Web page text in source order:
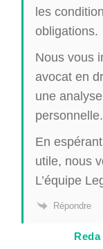
les
obligations.
Nous vous
avocat en
une
personnelle.
En
utile, nous
L’équipe
Répondre
Reda